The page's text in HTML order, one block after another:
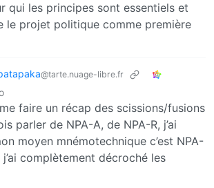
qui les principes sont essentiels et
le projet politique comme première
@tarte.nuage-libre.fr
me faire un récap des scissions/fusions
parler de NPA-A, de NPA-R, j’ai
moyen mnémotechnique c’est NPA-
j’ai complètement décroché les